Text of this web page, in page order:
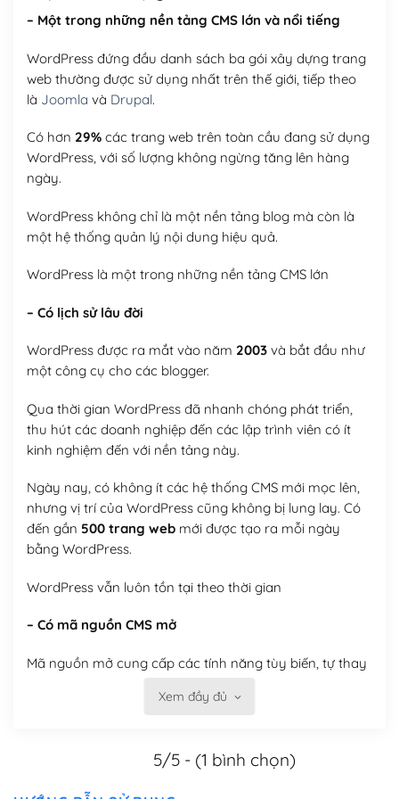
– Một trong những nền tảng CMS lớn và nổi tiếng
WordPress đứng đầu danh sách ba gói xây dựng trang
web thường được sử dụng nhất trên thế giới, tiếp theo
là Joomla và Drupal.
Có hơn 29%các trang web trên toàn cầu đang sử dụng
WordPress, với số lượng không ngừng tăng lên hàng
ngày.
WordPress không chỉ là một nền tảng blog mà còn là
một hệ thống quản lý nội dung hiệu quả.
WordPress là một trong những nền tảng CMS lớn
– Có lịch sử lâu đời
WordPress được ra mắt vào năm 2003và bắt đầu như
một công cụ cho các blogger.
Qua thời gian WordPress đã nhanh chóng phát triển,
thu hút các doanh nghiệp đến các lập trình viên có ít
kinh nghiệm đến với nền tảng này.
Ngày nay, có không ít các hệ thống CMS mới mọc lên,
nhưng vị trí của WordPress cũng không bị lung lay. Có
đến gần 500 trang webmới được tạo ra mỗi ngày
bằng WordPress.
WordPress vẫn luôn tồn tại theo thời gian
– Có mã nguồn CMS mở
Mã nguồn mở cung cấp các tính năng tùy biến, tự thay
nó theo ý bạn mà không phải sử dụng dịch vụ tại bất
Việc của bạn là đăng ký một tên miền và hosting để
Xem đầy đủ
5/5 - (1 bình chọn)